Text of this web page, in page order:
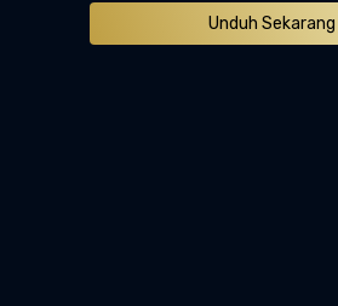
Unduh Sekarang